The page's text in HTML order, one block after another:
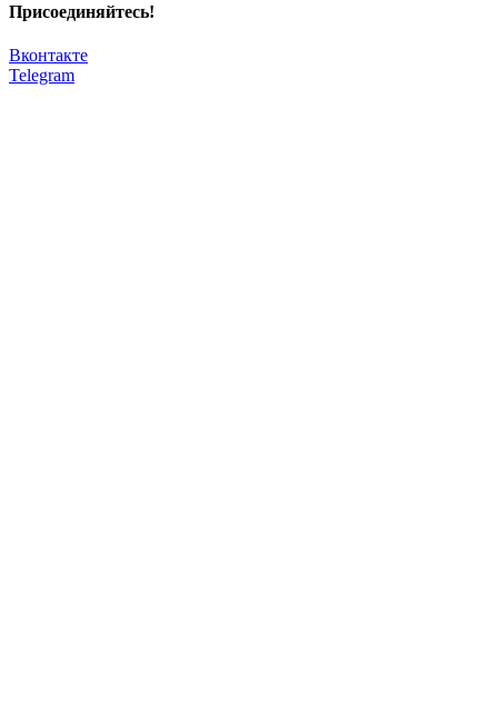
Присоединяйтесь!
Вконтакте
Telegram